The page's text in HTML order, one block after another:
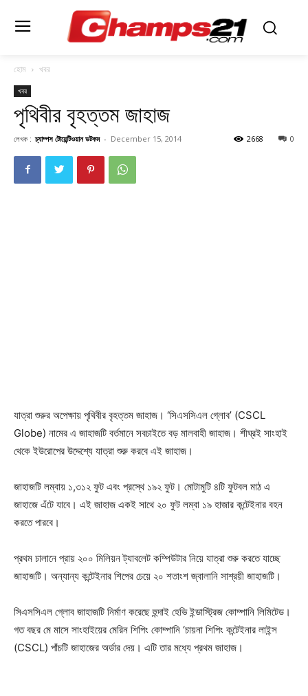
হোম খবর
খবর
পৃথিবীর বৃহত্তম জাহাজ
লেখক : চ্যাম্পস টোয়েন্টিওয়ান ডটকম - December 15, 2014 0
2668
যাত্রা শুরুর অপেক্ষায় পৃথিবীর বৃহত্তম জাহাজ। ‘সিএসসিএল গ্লোব’ (CSCL
Globe) নামের এ জাহাজটি বর্তমানে সবচাইতে বড় মালবাহী জাহাজ। শীঘ্রই সাংহাই
থেকে ইউরোপের উদ্দেশ্যে যাত্রা শুরু করবে এই জাহাজ।
জাহাজটি লম্বায় ১,৩১২ ফুট এবং প্রস্থে ১৯২ ফুট। মোটামুটি ৪টি ফুটবল মাঠ এ
জাহাজে এঁটে যাবে। এই জাহাজ একই সাথে ২০ ফুট লম্বা ১৯ হাজার কন্টেইনার বহন
করতে পারবে।
প্রথম চালানে প্রায় ২০০ মিলিয়ন ট্যাবলেট কম্পিউটার নিয়ে যাত্রা শুরু করতে যাচ্ছে
জাহাজটি। অন্যান্য কন্টেইনার শিপের চেয়ে ২০ শতাংশ জ্বালানি সাশ্রয়ী জাহাজটি।
সিএসসিএল গ্লোব জাহাজটি নির্মাণ করেছে হুন্দাই হেভি ইন্ডাস্ট্রিজ কোম্পানি লিমিটেড।
গত বছর মে মাসে সাংহাইয়ের মেরিন শিপিং কোম্পানি ‘চায়না শিপিং কন্টেইনার লাইন্স
(CSCL) পাঁচটি জাহাজের অর্ডার দেয়। এটি তার মধ্যে প্রথম জাহাজ।